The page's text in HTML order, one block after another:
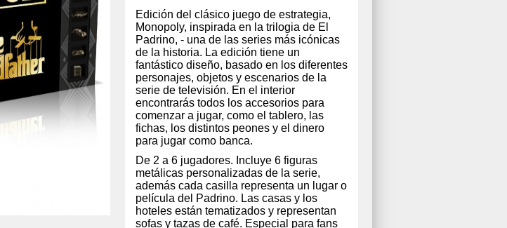
Edición del clásico juego de estrategia,
Monopoly, inspirada en la trilogia de El
Padrino, - una de las series más icónicas
de la historia. La edición tiene un
fantástico diseño, basado en los diferentes
personajes, objetos y escenarios de la
serie de televisión. En el interior
encontrarás todos los accesorios para
comenzar a jugar, como el tablero, las
fichas, los distintos peones y el dinero
para jugar como banca.
De 2 a 6 jugadores. Incluye 6 figuras
metálicas personalizadas de la serie,
además cada casilla representa un lugar o
película del Padrino. Las casas y los
hoteles están tematizados y representan
sofas y tazas de café. Especial para fans